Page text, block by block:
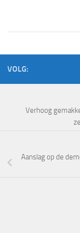
VOLG:
Verhoog
Aanslag op de